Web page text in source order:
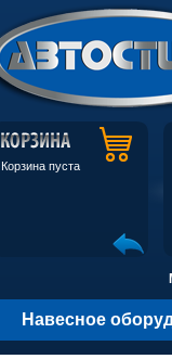
Корзина пуста
Навесное